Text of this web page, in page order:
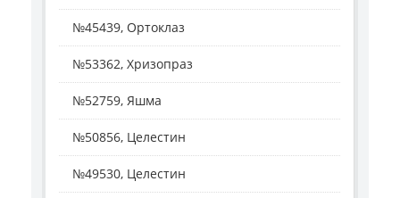
№45439, Ортоклаз
№53362, Хризопраз
№52759, Яшма
№50856, Целестин
№49530, Целестин